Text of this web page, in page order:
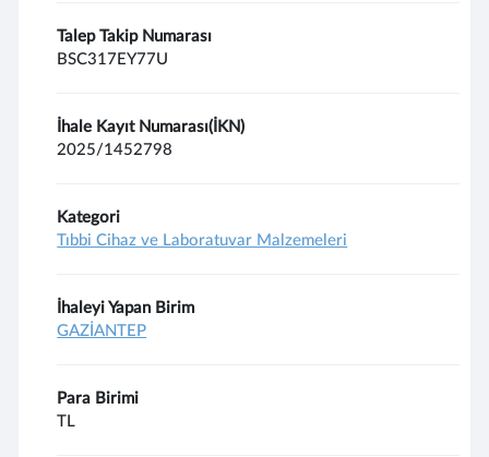
Talep Takip Numarası
BSC317EY77U
İhale Kayıt Numarası(İKN)
2025/1452798
Kategori
Tıbbi Cihaz ve Laboratuvar Malzemeleri
İhaleyi Yapan Birim
GAZİANTEP
Para Birimi
TL